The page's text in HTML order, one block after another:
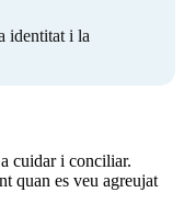
identitat i la
cuidar i conciliar.
quan es veu agreujat